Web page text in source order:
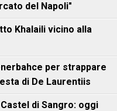
del Napoli"
Khalaili vicino alla
per strappare
di De Laurentiis
di Sangro: oggi